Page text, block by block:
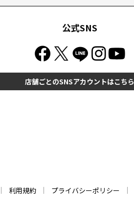
公式SNS
店舗ごとのSNSアカウントはこちら
利用規約 プライバシーポリシー